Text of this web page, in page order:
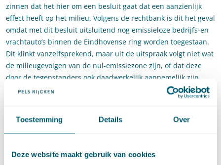
Toestemming Details Over
Deze website maakt gebruik van cookies
zinnen dat het hier om een besluit gaat dat een aanzienlijk
effect heeft op het milieu. Volgens de rechtbank is dit het geval
omdat met dit besluit uitsluitend nog emissieloze bedrijfs-en
vrachtauto’s binnen de Eindhovense ring worden toegestaan.
Dit klinkt vanzelfsprekend, maar uit de uitspraak volgt niet wat
de milieugevolgen van de nul-emissiezone zijn, of dat deze
door de tegenstanders ook daadwerkelijk aannemelijk zijn
gemaakt. Bijvoorbeeld door middel van milieuonderzoek.
ieder geval al daarom ontvankelijk in hun beroep tegen het
besluit.
De rechtbank Rotterdam (ECLI:NL:RBROT:2025:6262